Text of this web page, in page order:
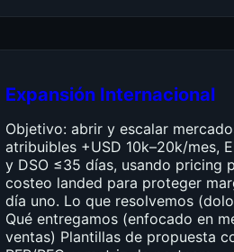
Expansión Internacional
Objetivo: abrir y escalar
atribuibles +USD 10k–20k/mes,
y DSO ≤35 días, usando pricing
costeo landed para proteger
día uno. Lo que resolvemos
Qué entregamos (enfocado en
ventas) Plantillas de propuesta